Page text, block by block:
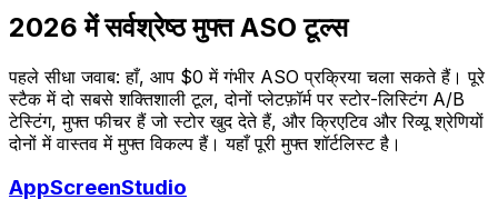
2026 में सर्वश्रेष्ठ मुफ्त ASO टूल्स
पहले सीधा जवाब: हाँ, आप $0 में गंभीर ASO प्रक्रिया चला सकते हैं। पूरे
स्टैक में दो सबसे शक्तिशाली टूल, दोनों प्लेटफ़ॉर्म पर स्टोर-लिस्टिंग A/B
टेस्टिंग, मुफ्त फीचर हैं जो स्टोर खुद देते हैं, और क्रिएटिव और रिव्यू श्रेणियों
दोनों में वास्तव में मुफ्त विकल्प हैं। यहाँ पूरी मुफ्त शॉर्टलिस्ट है।
AppScreenStudio